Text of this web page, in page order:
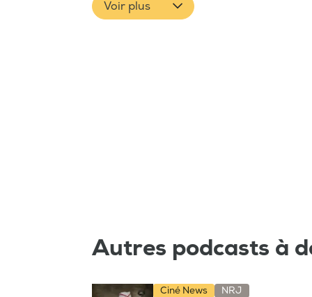
Voir plus
Autres podcasts à
Ciné News NRJ